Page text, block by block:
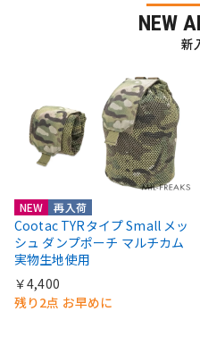
NEW
新
NEW 再入荷
Cootac TYRタイプ Small メッ
シュ ダンプポーチ マルチカム
実物生地使用
￥4,400
残り2点 お早めに